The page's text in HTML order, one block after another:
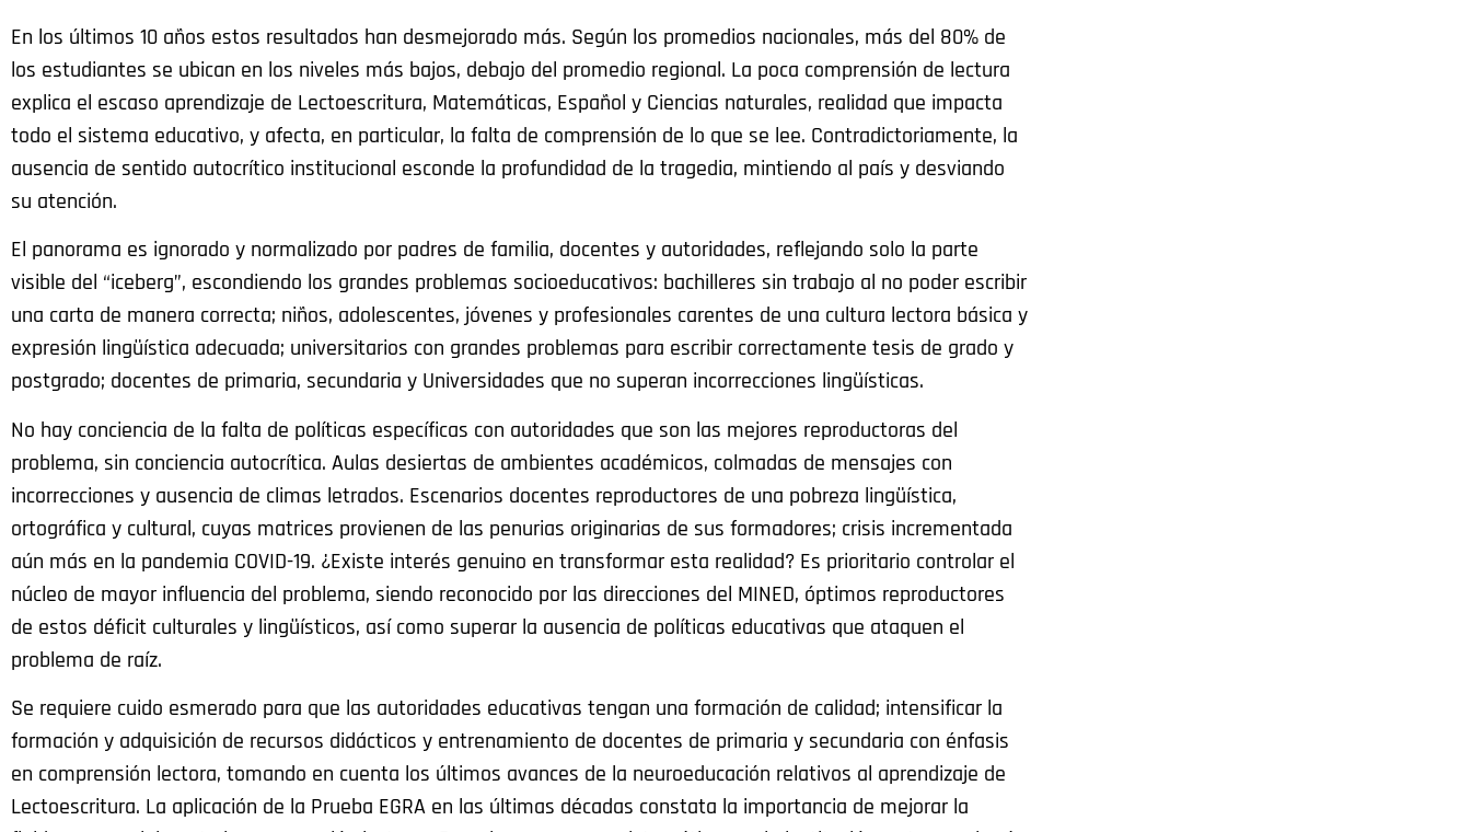
En los últimos 10 años estos resultados han desmejorado más. Según los promedios nacionales, más del 80% de
los estudiantes se ubican en los niveles más bajos, debajo del promedio regional. La poca comprensión de lectura
explica el escaso aprendizaje de Lectoescritura, Matemáticas, Español y Ciencias naturales, realidad que impacta
todo el sistema educativo, y afecta, en particular, la falta de comprensión de lo que se lee. Contradictoriamente, la
ausencia de sentido autocrítico institucional esconde la profundidad de la tragedia, mintiendo al país y desviando
su atención.
El panorama es ignorado y normalizado por padres de familia, docentes y autoridades, reflejando solo la parte
visible del “iceberg”, escondiendo los grandes problemas socioeducativos: bachilleres sin trabajo al no poder escribir
una carta de manera correcta; niños, adolescentes, jóvenes y profesionales carentes de una cultura lectora básica y
expresión lingüística adecuada; universitarios con grandes problemas para escribir correctamente tesis de grado y
postgrado; docentes de primaria, secundaria y Universidades que no superan incorrecciones lingüísticas.
No hay conciencia de la falta de políticas específicas con autoridades que son las mejores reproductoras del
problema, sin conciencia autocrítica. Aulas desiertas de ambientes académicos, colmadas de mensajes con
incorrecciones y ausencia de climas letrados. Escenarios docentes reproductores de una pobreza lingüística,
ortográfica y cultural, cuyas matrices provienen de las penurias originarias de sus formadores; crisis incrementada
aún más en la pandemia COVID-19. ¿Existe interés genuino en transformar esta realidad? Es prioritario controlar el
núcleo de mayor influencia del problema, siendo reconocido por las direcciones del MINED, óptimos reproductores
de estos déficit culturales y lingüísticos, así como superar la ausencia de políticas educativas que ataquen el
problema de raíz.
Se requiere cuido esmerado para que las autoridades educativas tengan una formación de calidad; intensificar la
formación y adquisición de recursos didácticos y entrenamiento de docentes de primaria y secundaria con énfasis
en comprensión lectora, tomando en cuenta los últimos avances de la neuroeducación relativos al aprendizaje de
Lectoescritura. La aplicación de la Prueba EGRA en las últimas décadas constata la importancia de mejorar la